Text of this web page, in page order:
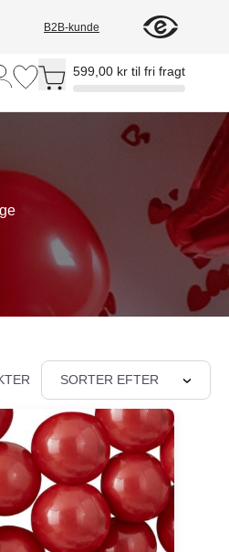
B2B-kunde
Toggle minicart, Cart is empty
599,00 kr til fri fragt
SORTER EFTER